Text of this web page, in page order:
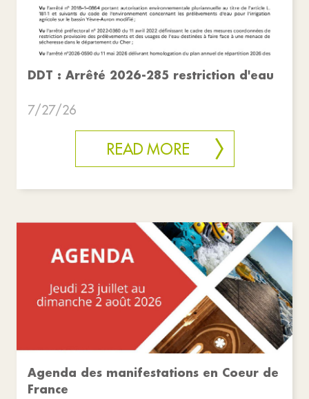
DDT : Arrêté 2026-285 restriction d'eau
7/27/26
READ MORE
Agenda des manifestations en Coeur de
France